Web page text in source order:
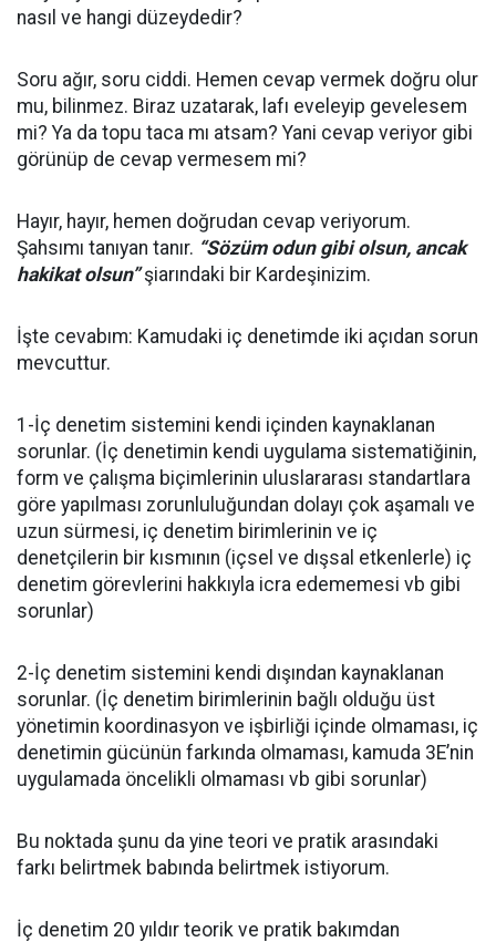
nasıl ve hangi düzeydedir?
Soru ağır, soru ciddi. Hemen cevap vermek doğru olur
mu, bilinmez. Biraz uzatarak, lafı eveleyip gevelesem
mi? Ya da topu taca mı atsam? Yani cevap veriyor gibi
görünüp de cevap vermesem mi?
Hayır, hayır, hemen doğrudan cevap veriyorum.
Şahsımı tanıyan tanır. “Sözüm odun gibi olsun, ancak
hakikat olsun”şiarındaki bir Kardeşinizim.
İşte cevabım: Kamudaki iç denetimde iki açıdan sorun
mevcuttur.
1-İç denetim sistemini kendi içinden kaynaklanan
sorunlar. (İç denetimin kendi uygulama sistematiğinin,
form ve çalışma biçimlerinin uluslararası standartlara
göre yapılması zorunluluğundan dolayı çok aşamalı ve
uzun sürmesi, iç denetim birimlerinin ve iç
denetçilerin bir kısmının (içsel ve dışsal etkenlerle) iç
denetim görevlerini hakkıyla icra edememesi vb gibi
sorunlar)
2-İç denetim sistemini kendi dışından kaynaklanan
sorunlar. (İç denetim birimlerinin bağlı olduğu üst
yönetimin koordinasyon ve işbirliği içinde olmaması, iç
denetimin gücünün farkında olmaması, kamuda 3E’nin
uygulamada öncelikli olmaması vb gibi sorunlar)
Bu noktada şunu da yine teori ve pratik arasındaki
farkı belirtmek babında belirtmek istiyorum.
İç denetim 20 yıldır teorik ve pratik bakımdan